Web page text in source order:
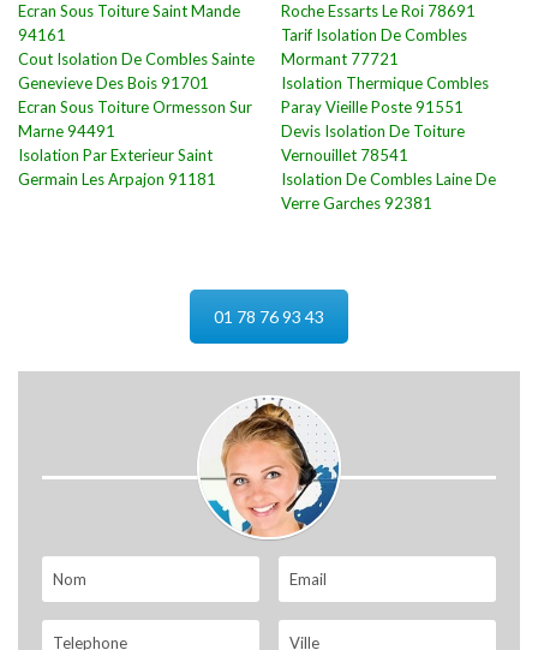
Ecran Sous Toiture Saint Mande
94161
Cout Isolation De Combles Sainte
Genevieve Des Bois 91701
Ecran Sous Toiture Ormesson Sur
Marne 94491
Isolation Par Exterieur Saint
Germain Les Arpajon 91181
Roche Essarts Le Roi 78691
Tarif Isolation De Combles
Mormant 77721
Isolation Thermique Combles
Paray Vieille Poste 91551
Devis Isolation De Toiture
Vernouillet 78541
Isolation De Combles Laine De
Verre Garches 92381
01 78 76 93 43